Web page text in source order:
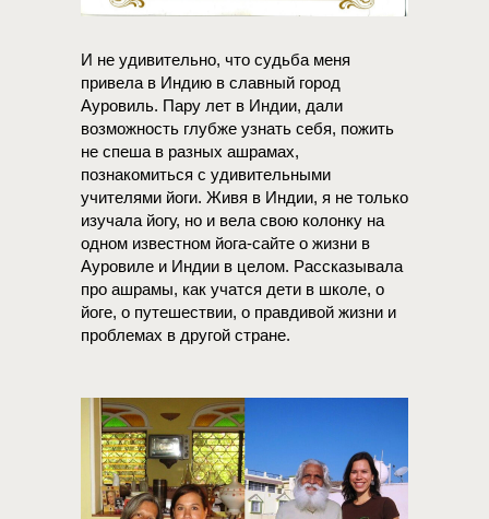
И не удивительно, что судьба меня
привела в Индию в славный город
Ауровиль. Пару лет в Индии, дали
возможность глубже узнать себя, пожить
не спеша в разных ашрамах,
познакомиться с удивительными
учителями йоги. Живя в Индии, я не только
изучала йогу, но и вела свою колонку на
одном известном йога-сайте о жизни в
Ауровиле и Индии в целом. Рассказывала
про ашрамы, как учатся дети в школе, о
йоге, о путешествии, о правдивой жизни и
проблемах в другой стране.